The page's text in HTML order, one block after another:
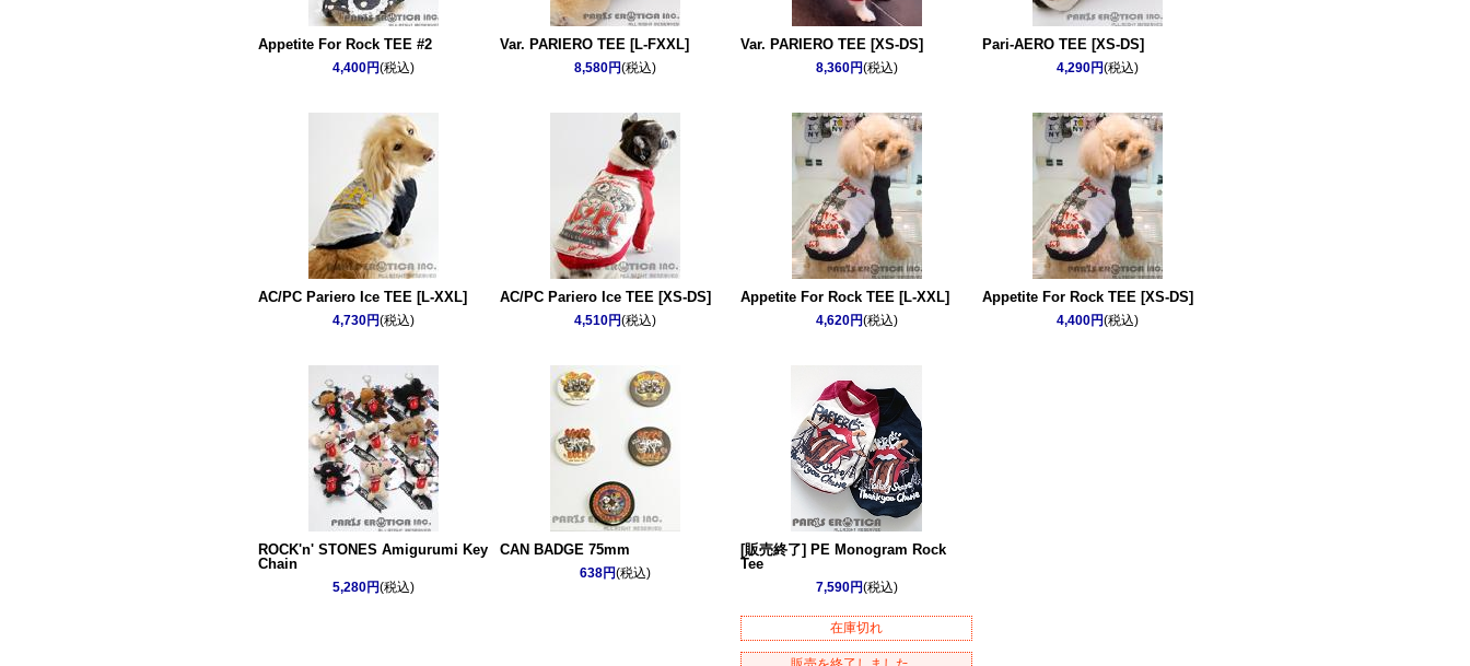
Appetite For Rock TEE #2
4,400円(税込)
Var. PARIERO TEE [L-FXXL]
8,580円(税込)
Var. PARIERO TEE [XS-DS]
8,360円(税込)
Pari-AERO TEE [XS-DS]
4,290円(税込)
AC/PC Pariero Ice TEE [L-XXL]
4,730円(税込)
AC/PC Pariero Ice TEE [XS-DS]
4,510円(税込)
Appetite For Rock TEE [L-XXL]
4,620円(税込)
Appetite For Rock TEE [XS-DS]
4,400円(税込)
ROCK'n' STONES Amigurumi Key
Chain
5,280円(税込)
CAN BADGE 75mm
638円(税込)
[販売終了] PE Monogram Rock
Tee
7,590円(税込)
在庫切れ